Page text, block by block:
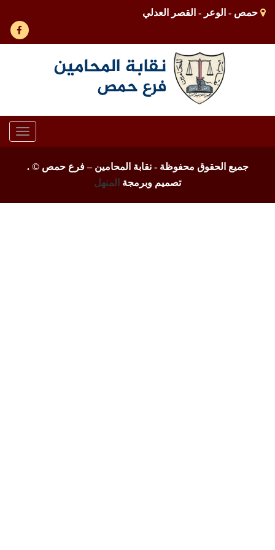
حمص - الوعر - القصر العدلي
جميع الحقوق محفوظة - نقابة المحامين – فرع حمص ©.
تصميم وبرمجة
المنهل